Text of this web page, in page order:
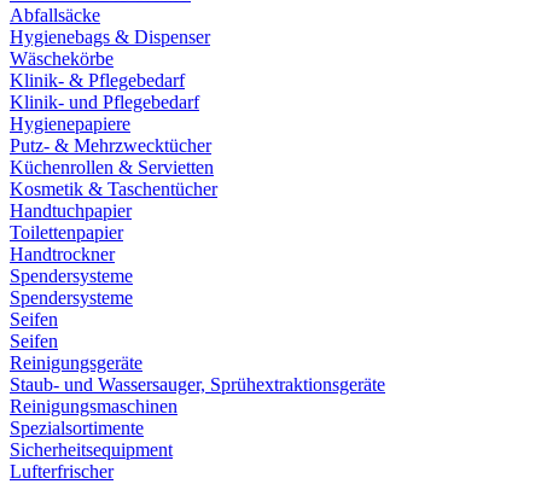
Abfallsäcke
Hygienebags & Dispenser
Wäschekörbe
Klinik- & Pflegebedarf
Klinik- und Pflegebedarf
Hygienepapiere
Putz- & Mehrzwecktücher
Küchenrollen & Servietten
Kosmetik & Taschentücher
Handtuchpapier
Toilettenpapier
Handtrockner
Spendersysteme
Spendersysteme
Seifen
Seifen
Reinigungsgeräte
Staub- und Wassersauger, Sprühextraktionsgeräte
Reinigungsmaschinen
Spezialsortimente
Sicherheitsequipment
Lufterfrischer